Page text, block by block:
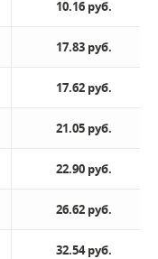
10.16 руб.
17.83 руб.
17.62 руб.
21.05 руб.
22.90 руб.
26.62 руб.
32.54 руб.